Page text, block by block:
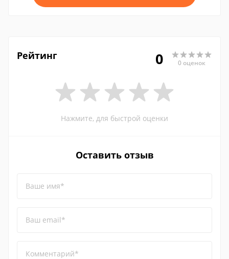
Рейтинг 0 0 оценок
Нажмите, для быстрой оценки
Оставить отзыв
Ваше имя*
Ваш email*
Комментарий*